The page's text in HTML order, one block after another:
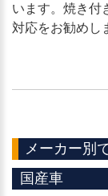
います。焼き付
対応をお勧めし
メーカー別
国産車